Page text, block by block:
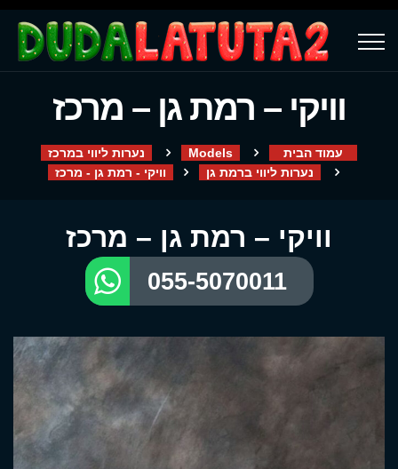
וויקי – רמת גן – מרכז
עמוד הבית Models
נערות ליווי במרכז
נערות ליווי ברמת גן
וויקי - רמת גן - מרכז
וויקי – רמת גן – מרכז
055-5070011